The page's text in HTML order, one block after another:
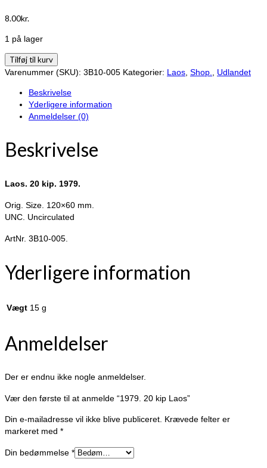
8.00kr.
1 på lager
1979.
20
Laos
antal
Tilføj til kurv
Varenummer (SKU): 3B10-005 Kategorier: Laos Shop. Udlandet
Beskrivelse
Yderligere information
Anmeldelser (0)
Beskrivelse
Laos. 20 kip. 1979.
Orig. Size. 120×60 mm.
UNC. Uncirculated
ArtNr. 3B10-005.
Yderligere information
Vægt 15 g
Anmeldelser
Der er endnu ikke nogle anmeldelser.
Vær den første til at anmelde “1979. 20 kip Laos”
Din e-mailadresse vil ikke blive publiceret. Krævede felter er
markeret med *
Din bedømmelse *